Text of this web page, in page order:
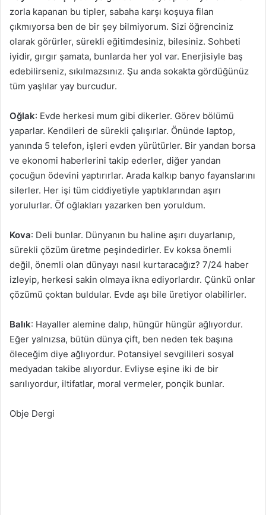
zorla kapanan bu tipler, sabaha karşı koşuya filan
çıkmıyorsa ben de bir şey bilmiyorum. Sizi öğrenciniz
olarak görürler, sürekli eğitimdesiniz, bilesiniz. Sohbeti
iyidir, gırgır şamata, bunlarda her yol var. Enerjisiyle baş
edebilirseniz, sıkılmazsınız. Şu anda sokakta gördüğünüz
tüm yaşlılar yay burcudur.
Oğlak: Evde herkesi mum gibi dikerler. Görev bölümü
yaparlar. Kendileri de sürekli çalışırlar. Önünde laptop,
yanında 5 telefon, işleri evden yürütürler. Bir yandan borsa
ve ekonomi haberlerini takip ederler, diğer yandan
çocuğun ödevini yaptırırlar. Arada kalkıp banyo fayanslarını
silerler. Her işi tüm ciddiyetiyle yaptıklarından aşırı
yorulurlar. Öf oğlakları yazarken ben yoruldum.
Kova: Deli bunlar. Dünyanın bu haline aşırı duyarlanıp,
sürekli çözüm üretme peşindedirler. Ev koksa önemli
değil, önemli olan dünyayı nasıl kurtaracağız? 7/24 haber
izleyip, herkesi sakin olmaya ikna ediyorlardır. Çünkü onlar
çözümü çoktan buldular. Evde aşı bile üretiyor olabilirler.
Balık: Hayaller alemine dalıp, hüngür hüngür ağlıyordur.
Eğer yalnızsa, bütün dünya çift, ben neden tek başına
öleceğim diye ağlıyordur. Potansiyel sevgilileri sosyal
medyadan takibe alıyordur. Evliyse eşine iki de bir
sarılıyordur, iltifatlar, moral vermeler, ponçik bunlar.
Obje Dergi